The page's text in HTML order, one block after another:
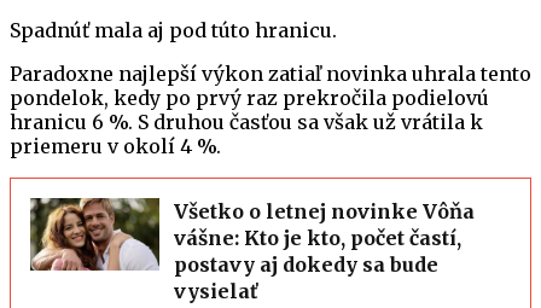
Spadnúť mala aj pod túto hranicu.
Paradoxne najlepší výkon zatiaľ novinka uhrala tento
pondelok, kedy po prvý raz prekročila podielovú
hranicu 6 %. S druhou časťou sa však už vrátila k
priemeru v okolí 4 %.
Všetko o letnej novinke Vôňa
vášne: Kto je kto, počet častí,
postavy aj dokedy sa bude
vysielať